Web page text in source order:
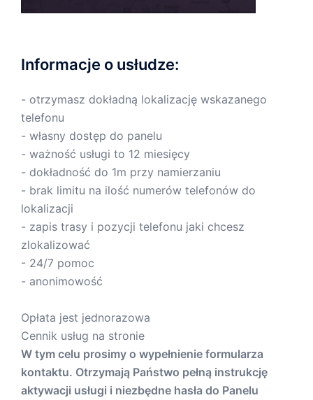
Informacje o usłudze:
- otrzymasz dokładną lokalizację wskazanego
telefonu
- własny dostęp do panelu
- ważność usługi to 12 miesięcy
- dokładność do 1m przy namierzaniu
- brak limitu na ilość numerów telefonów do
lokalizacji
- zapis trasy i pozycji telefonu jaki chcesz
zlokalizować
- 24/7 pomoc
- anonimowość
Opłata jest jednorazowa
Cennik usług na stronie
W tym celu prosimy o wypełnienie formularza
kontaktu. Otrzymają Państwo pełną instrukcję
aktywacji usługi i niezbędne hasła do Panelu